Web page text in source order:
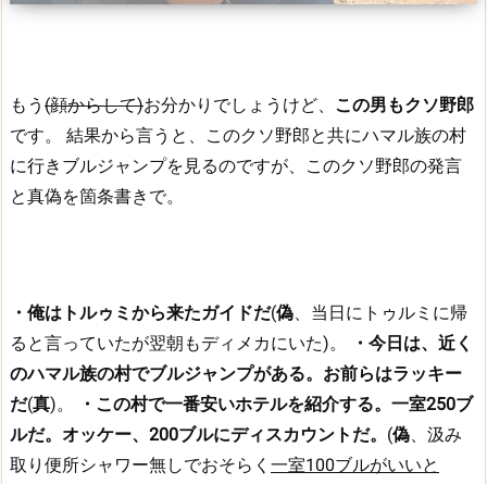
もう (顔からして)お分かりでしょうけど、
この男もクソ野郎
です。
結果から言うと、このクソ野郎と共にハマル族の村
に行きブルジャンプを見るのですが、このクソ野郎の発言
と真偽を箇条書きで。
・俺はトルゥミから来たガイドだ(偽、当日にトゥルミに帰
ると言っていたが翌朝もディメカにいた)。
・今日は、近く
のハマル族の村でブルジャンプがある。お前らはラッキー
だ(真)。
・この村で一番安いホテルを紹介する。一室250ブ
ルだ。オッケー、200ブルにディスカウントだ。 (偽、汲み
取り便所シャワー無しでおそらく 一室100ブルがいいと